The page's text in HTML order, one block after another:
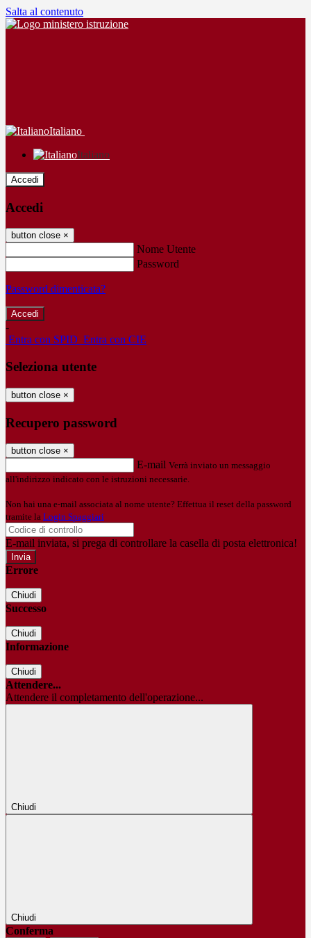
Salta al contenuto
Italiano
Italiano
Accedi
Accedi
button close ×
Nome Utente
Password
Password dimenticata?
-
Entra con SPID Entra con CIE
Seleziona utente
button close ×
Recupero password
button close ×
E-mail Verrà inviato un messaggio
all'indirizzo indicato con le istruzioni necessarie.
Non hai una e-mail associata al nome utente? Effettua il reset della password
tramite la Login Spaggiari
E-mail inviata, si prega di controllare la casella di posta elettronica!
Errore
Chiudi
Successo
Chiudi
Informazione
Chiudi
Attendere...
Attendere il completamento dell'operazione...
Chiudi
Chiudi
Conferma